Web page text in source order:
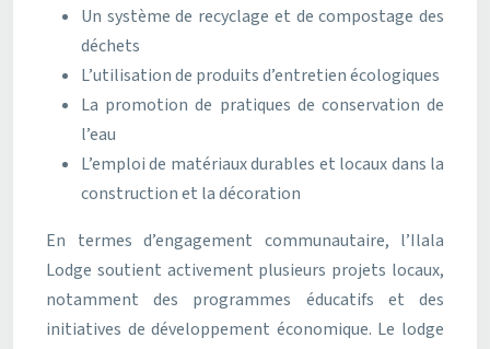
Un système de recyclage et de compostage des
déchets
L’utilisation de produits d’entretien écologiques
La promotion de pratiques de conservation de
l’eau
L’emploi de matériaux durables et locaux dans la
construction et la décoration
En termes d’engagement communautaire, l’Ilala
Lodge soutient activement plusieurs projets locaux,
notamment des programmes éducatifs et des
initiatives de développement économique. Le lodge